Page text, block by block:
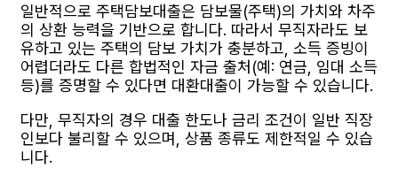
일반적으로 주택담보대출은 담보물(주택)의 가치와 차주
의 상환 능력을 기반으로 합니다. 따라서 무직자라도 보
유하고 있는 주택의 담보 가치가 충분하고, 소득 증빙이
어렵더라도 다른 합법적인 자금 출처(예: 연금, 임대 소득
등)를 증명할 수 있다면 대환대출이 가능할 수 있습니다.
다만, 무직자의 경우 대출 한도나 금리 조건이 일반 직장
인보다 불리할 수 있으며, 상품 종류도 제한적일 수 있습
니다.